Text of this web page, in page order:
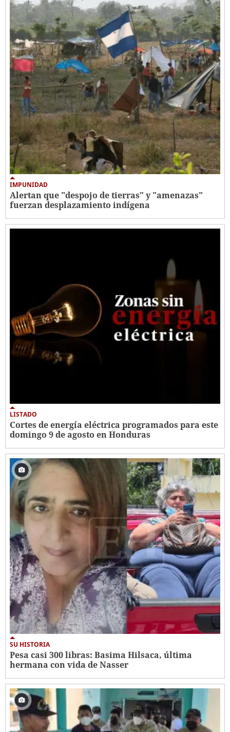
IMPUNIDAD
Alertan que "despojo de tierras" y "amenazas"
fuerzan desplazamiento indígena
LISTADO
Cortes de energía eléctrica programados para este
domingo 9 de agosto en Honduras
SU HISTORIA
Pesa casi 300 libras: Basima Hilsaca, última
hermana con vida de Nasser